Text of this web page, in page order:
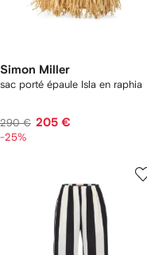
Simon Miller
sac porté épaule Isla en raphia
290 € 205 €
-25%